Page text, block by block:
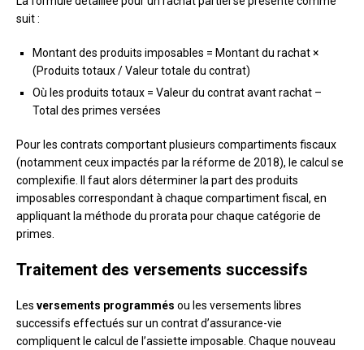
suit :
Montant des produits imposables = Montant du rachat ×
(Produits totaux / Valeur totale du contrat)
Où les produits totaux = Valeur du contrat avant rachat –
Total des primes versées
Pour les contrats comportant plusieurs compartiments fiscaux
(notamment ceux impactés par la réforme de 2018), le calcul se
complexifie. Il faut alors déterminer la part des produits
imposables correspondant à chaque compartiment fiscal, en
appliquant la méthode du prorata pour chaque catégorie de
primes.
Traitement des versements successifs
Les versements programmés ou les versements libres
successifs effectués sur un contrat d’assurance-vie
compliquent le calcul de l’assiette imposable. Chaque nouveau